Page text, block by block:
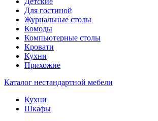
Для гостиной
Журнальные столы
Комоды
Компьютерные столы
Кровати
Кухни
Прихожие
Каталог нестандартной мебели
Кухни
Шкафы